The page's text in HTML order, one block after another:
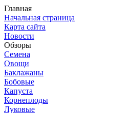
Главная
Начальная страница
Карта сайта
Новости
Обзоры
Семена
Овощи
Баклажаны
Бобовые
Капуста
Корнеплоды
Луковые